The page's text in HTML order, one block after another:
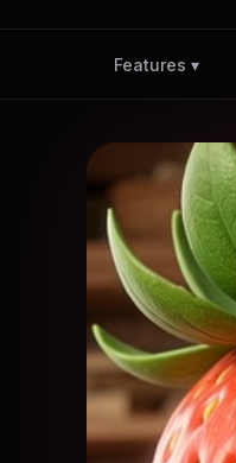
Features ▾